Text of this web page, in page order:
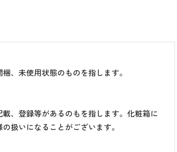
、未使用状態のものを指します。
、登録等があるのもを指します。化粧箱に
扱いになることがございます。